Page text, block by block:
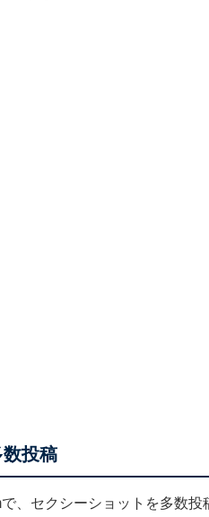
投稿
、セクシーショットを多数